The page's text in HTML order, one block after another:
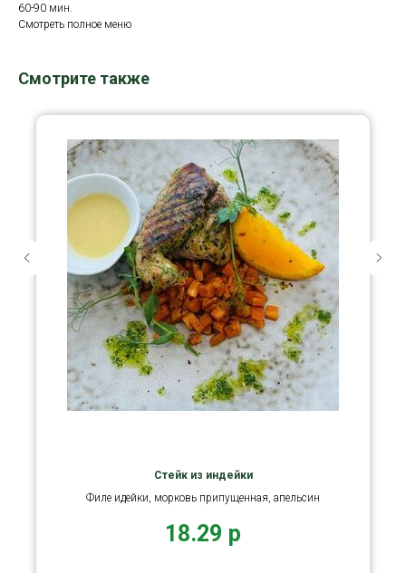
60-90 мин.
Смотреть полное меню
Смотрите также
Стейк из индейки
Филе идейки, морковь припущенная, апельсин
18.29 р